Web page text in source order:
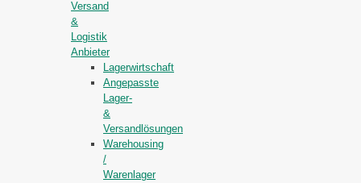
Versand
&
Logistik
Anbieter
Lagerwirtschaft
Angepasste
Lager-
&
Versandlösungen
Warehousing
/
Warenlager